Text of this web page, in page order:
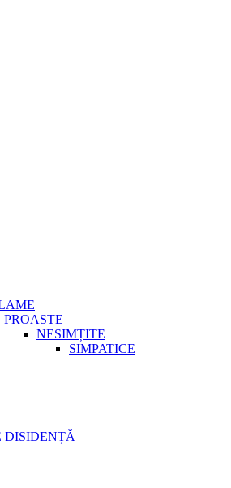
PROASTE
NESIMȚITE
SIMPATICE
DISIDENȚĂ